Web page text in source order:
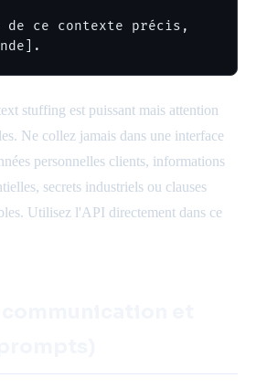
de ce contexte précis,
stuffing est puissant mais attention
Ne collez jamais dans une interface
personnelles clients, informations
secrets industriels ou clauses
Utilisez l'API directement dans ce